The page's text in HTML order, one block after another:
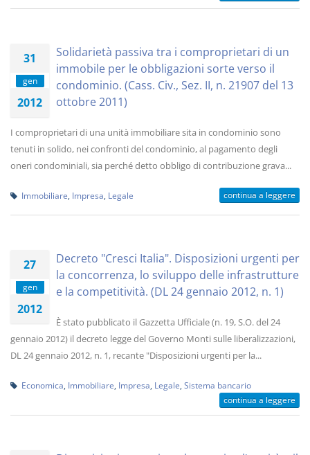
31
gen
2012
Solidarietà passiva tra i comproprietari di un
immobile per le obbligazioni sorte verso il
condominio. (Cass. Civ., Sez. II, n. 21907 del 13
ottobre 2011)
I comproprietari di una unità immobiliare sita in condominio sono
tenuti in solido, nei confronti del condominio, al pagamento degli
oneri condominiali, sia perché detto obbligo di contribuzione grava...
Immobiliare Impresa Legale continua a leggere
27
gen
2012
Decreto "Cresci Italia". Disposizioni urgenti per
la concorrenza, lo sviluppo delle infrastrutture
e la competitività. (DL 24 gennaio 2012, n. 1)
È stato pubblicato il Gazzetta Ufficiale (n. 19, S.O. del 24
gennaio 2012) il decreto legge del Governo Monti sulle liberalizzazioni,
DL 24 gennaio 2012, n. 1, recante "Disposizioni urgenti per la...
Economica Immobiliare Impresa Legale Sistema bancario
continua a leggere